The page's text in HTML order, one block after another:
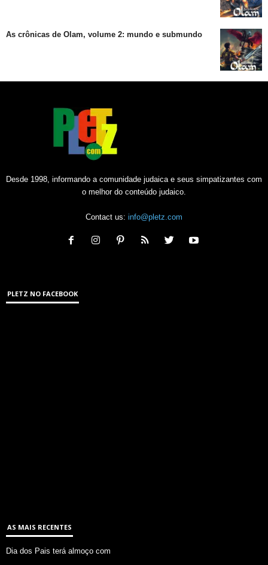
As crônicas de Olam, volume 2: mundo e submundo
Desde 1998, informando a comunidade judaica e seus simpatizantes com
o melhor do conteúdo judaico.
Contact us: info@pletz.com
PLETZ NO FACEBOOK
AS MAIS RECENTES
Dia dos Pais terá almoço com